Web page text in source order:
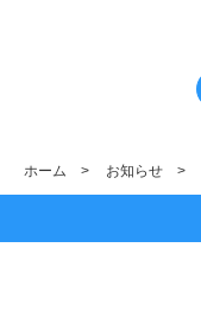
ホーム > お知らせ >